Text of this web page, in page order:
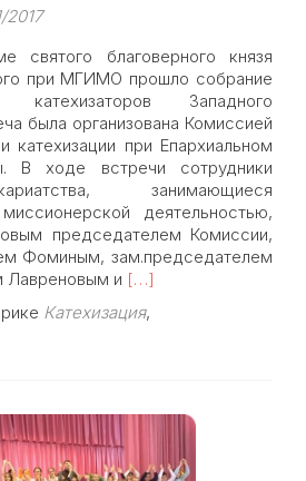
2017
святого благоверного князя
при МГИМО прошло собрание
Западного
была организована Комиссией
катехизации при Епархиальном
В ходе встречи сотрудники
занимающиеся
деятельностью,
председателем Комиссии,
Фоминым, зам.председателем
Лавреновым и Read
about
собрание
миссионеров
[…]
Катехизация,